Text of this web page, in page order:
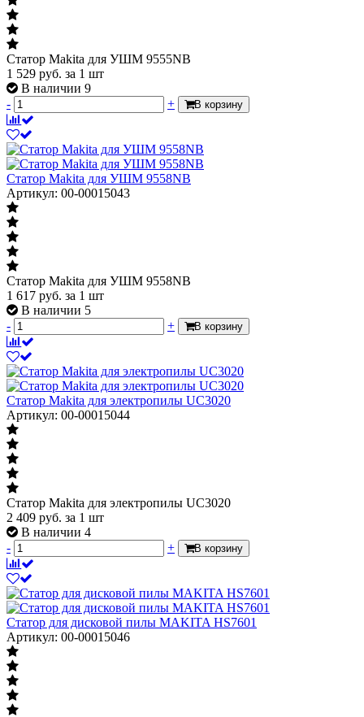
Статор Makita для УШМ 9555NB
1 529 руб. за 1 шт
В наличии 9
-
+ В корзину
Статор Makita для УШМ 9558NB
Артикул: 00-00015043
Статор Makita для УШМ 9558NB
1 617 руб. за 1 шт
В наличии 5
-
+ В корзину
Статор Makita для электропилы UC3020
Артикул: 00-00015044
Статор Makita для электропилы UC3020
2 409 руб. за 1 шт
В наличии 4
-
+ В корзину
Статор для дисковой пилы MAKITA HS7601
Артикул: 00-00015046